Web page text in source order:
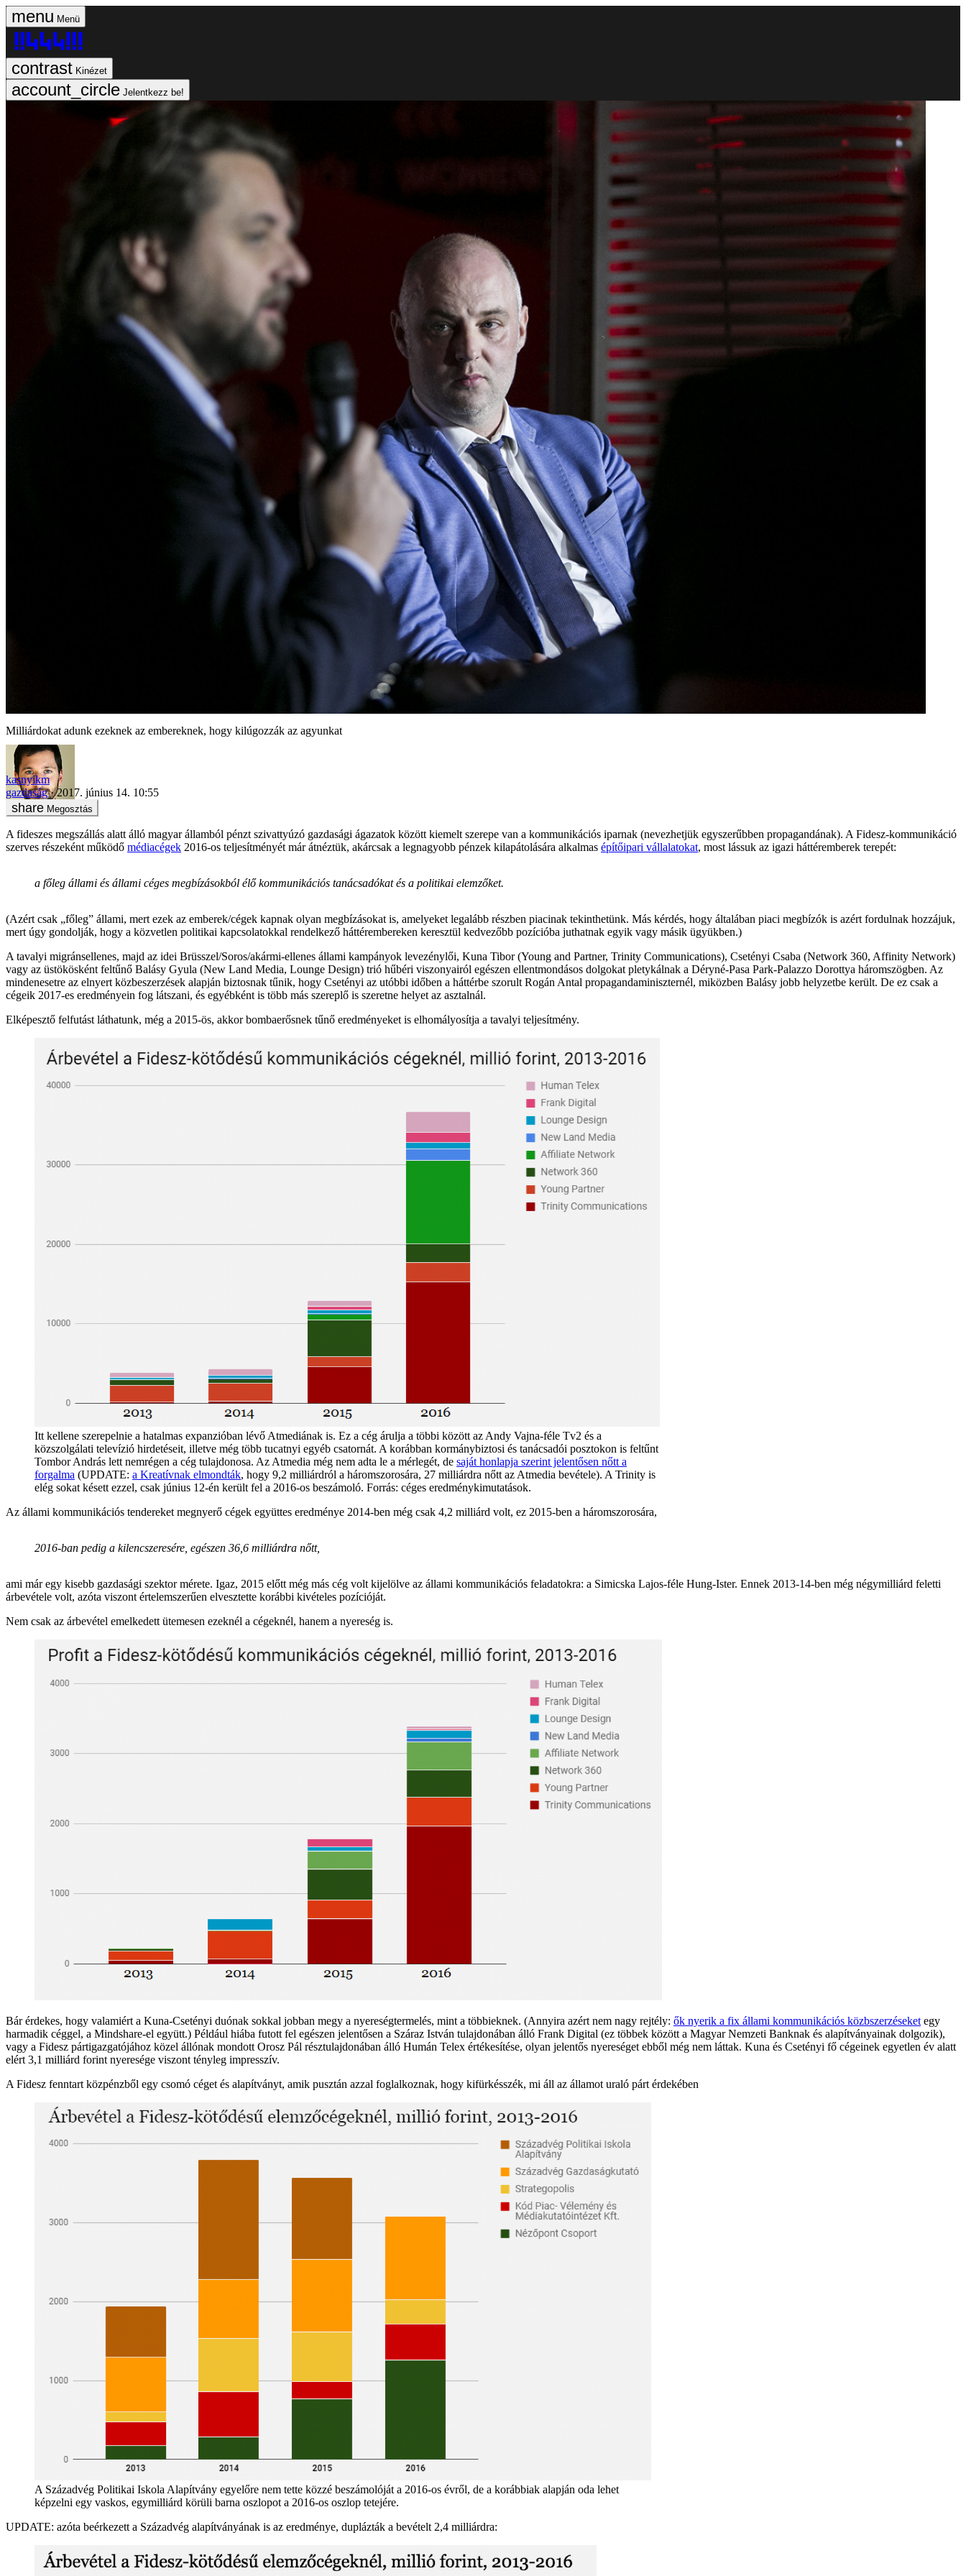
Menü
Kinézet
Jelentkezz be!
Milliárdokat adunk ezeknek az embereknek, hogy kilúgozzák az agyunkat
kasnyikm
gazdaság
2017. június 14. 10:55
Megosztás
A fideszes megszállás alatt álló magyar államból pénzt szivattyúzó gazdasági ágazatok között kiemelt szerepe van a kommunikációs iparnak (nevezhetjük egyszerűbben propagandának). A Fidesz-kommunikáció
szerves részeként működő médiacégek 2016-os teljesítményét már átnéztük, akárcsak a legnagyobb pénzek kilapátolására alkalmas építőipari vállalatokat, most lássuk az igazi háttéremberek terepét:
a főleg állami és állami céges megbízásokból élő kommunikációs tanácsadókat és a politikai elemzőket.
(Azért csak „főleg” állami, mert ezek az emberek/cégek kapnak olyan megbízásokat is, amelyeket legalább részben piacinak tekinthetünk. Más kérdés, hogy általában piaci megbízók is azért fordulnak hozzájuk,
mert úgy gondolják, hogy a közvetlen politikai kapcsolatokkal rendelkező háttérembereken keresztül kedvezőbb pozícióba juthatnak egyik vagy másik ügyükben.)
A tavalyi migránsellenes, majd az idei Brüsszel/Soros/akármi-ellenes állami kampányok levezénylői, Kuna Tibor (Young and Partner, Trinity Communications), Csetényi Csaba (Network 360, Affinity Network)
vagy az üstökösként feltűnő Balásy Gyula (New Land Media, Lounge Design) trió hűbéri viszonyairól egészen ellentmondásos dolgokat pletykálnak a Déryné-Pasa Park-Palazzo Dorottya háromszögben. Az
mindenesetre az elnyert közbeszerzések alapján biztosnak tűnik, hogy Csetényi az utóbbi időben a háttérbe szorult Rogán Antal propagandaminiszternél, miközben Balásy jobb helyzetbe került. De ez csak a
cégeik 2017-es eredményein fog látszani, és egyébként is több más szereplő is szeretne helyet az asztalnál.
Elképesztő felfutást láthatunk, még a 2015-ös, akkor bombaerősnek tűnő eredményeket is elhomályosítja a tavalyi teljesítmény.
Itt kellene szerepelnie a hatalmas expanzióban lévő Atmediának is. Ez a cég árulja a többi között az Andy Vajna-féle Tv2 és a
közszolgálati televízió hirdetéseit, illetve még több tucatnyi egyéb csatornát. A korábban kormánybiztosi és tanácsadói posztokon is feltűnt
Tombor András lett nemrégen a cég tulajdonosa. Az Atmedia még nem adta le a mérlegét, de saját honlapja szerint jelentősen nőtt a
forgalma (UPDATE: a Kreatívnak elmondták, hogy 9,2 milliárdról a háromszorosára, 27 milliárdra nőtt az Atmedia bevétele). A Trinity is
elég sokat késett ezzel, csak június 12-én került fel a 2016-os beszámoló. Forrás: céges eredménykimutatások.
Az állami kommunikációs tendereket megnyerő cégek együttes eredménye 2014-ben még csak 4,2 milliárd volt, ez 2015-ben a háromszorosára,
2016-ban pedig a kilencszeresére, egészen 36,6 milliárdra nőtt,
ami már egy kisebb gazdasági szektor mérete. Igaz, 2015 előtt még más cég volt kijelölve az állami kommunikációs feladatokra: a Simicska Lajos-féle Hung-Ister. Ennek 2013-14-ben még négymilliárd feletti
árbevétele volt, azóta viszont értelemszerűen elvesztette korábbi kivételes pozícióját.
Nem csak az árbevétel emelkedett ütemesen ezeknél a cégeknél, hanem a nyereség is.
Bár érdekes, hogy valamiért a Kuna-Csetényi duónak sokkal jobban megy a nyereségtermelés, mint a többieknek. (Annyira azért nem nagy rejtély: ők nyerik a fix állami kommunikációs közbszerzéseketegy
harmadik céggel, a Mindshare-el együtt.) Például hiába futott fel egészen jelentősen a Száraz István tulajdonában álló Frank Digital (ez többek között a Magyar Nemzeti Banknak és alapítványainak dolgozik),
vagy a Fidesz pártigazgatójához közel állónak mondott Orosz Pál résztulajdonában álló Humán Telex értékesítése, olyan jelentős nyereséget ebből még nem láttak. Kuna és Csetényi fő cégeinek egyetlen év alatt
elért 3,1 milliárd forint nyeresége viszont tényleg impresszív.
A Fidesz fenntart közpénzből egy csomó céget és alapítványt, amik pusztán azzal foglalkoznak, hogy kifürkésszék, mi áll az államot uraló párt érdekében
A Századvég Politikai Iskola Alapítvány egyelőre nem tette közzé beszámolóját a 2016-os évről, de a korábbiak alapján oda lehet
képzelni egy vaskos, egymilliárd körüli barna oszlopot a 2016-os oszlop tetejére.
UPDATE: azóta beérkezett a Századvég alapítványának is az eredménye, duplázták a bevételt 2,4 milliárdra: